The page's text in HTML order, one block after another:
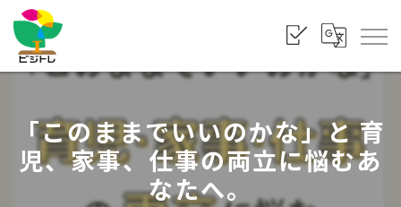
「このままでいいのかな」と 育
児、家事、仕事の両立に悩むあ
なたへ。